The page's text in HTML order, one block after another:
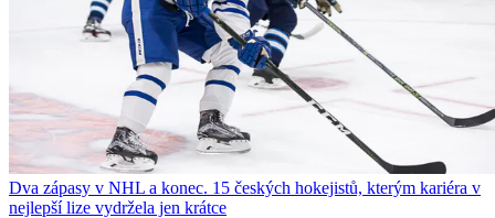
Dva zápasy v NHL a konec. 15 českých hokejistů, kterým kariéra v
nejlepší lize vydržela jen krátce